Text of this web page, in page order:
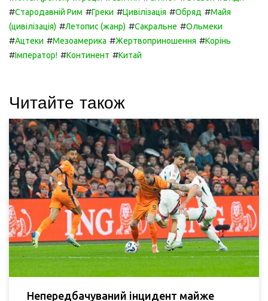
#Стародавній Рим #Греки #Цивілізація #Обряд #Майя
(цивілізація) #Летопис (жанр) #Сакральне #Ольмеки
#Ацтеки #Мезоамерика #Жертвоприношення #Корінь
#Імператор! #Континент #Китай
Читайте також
Непередбачуваний інцидент майже